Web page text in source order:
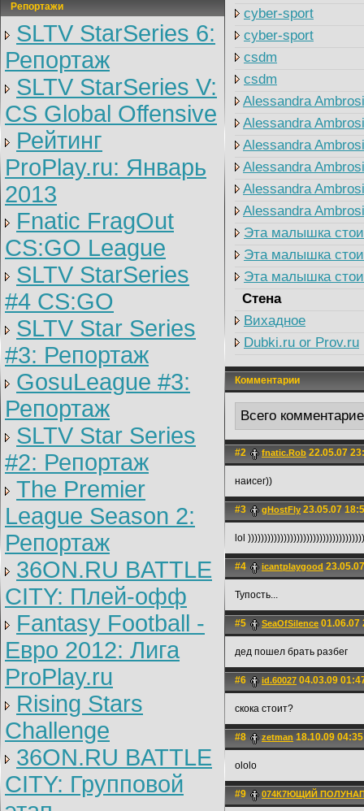
Репортажи
SLTV StarSeries 6:
Репортаж
SLTV StarSeries V:
CS Global Offensive
Рейтинг
ProPlay.ru: Январь
2013
Fnatic FragOut
CS:GO League
SLTV StarSeries
#4 CS:GO
SLTV Star Series
#3: Репортаж
GosuLeague #3:
Репортаж
SLTV Star Series
#2: Репортаж
The Premier
League Season 2:
Репортаж
36ON.RU BATTLE
CITY: Плей-офф
Fantasy Football -
Евро 2012: Лига
ProPlay.ru
Rising Stars
Challenge
36ON.RU BATTLE
CITY: Групповой
cyber-sport
cyber-sport
csdm
csdm
Alessandra
Alessandra
Alessandra
Alessandra
Alessandra
Alessandra
Эта малышка
Эта малышка
Эта малышка
Стена
Вихадное
Dubki.ru or Prov.ru
Комментарии
Всего
#2 fnatic.Rоb 22.05.07
наисег))
#3 gHostFly 23.05.07
lol
#4 icantplaygood
Тупость...
#5 SeaOfSilence 01.06.07
дед пошел брать разбег
#6 id.60027 04.03.09
скока стоит?
#8 zetman 18.10.09 04:35
ololo
#9 074К7ЮЩИЙ